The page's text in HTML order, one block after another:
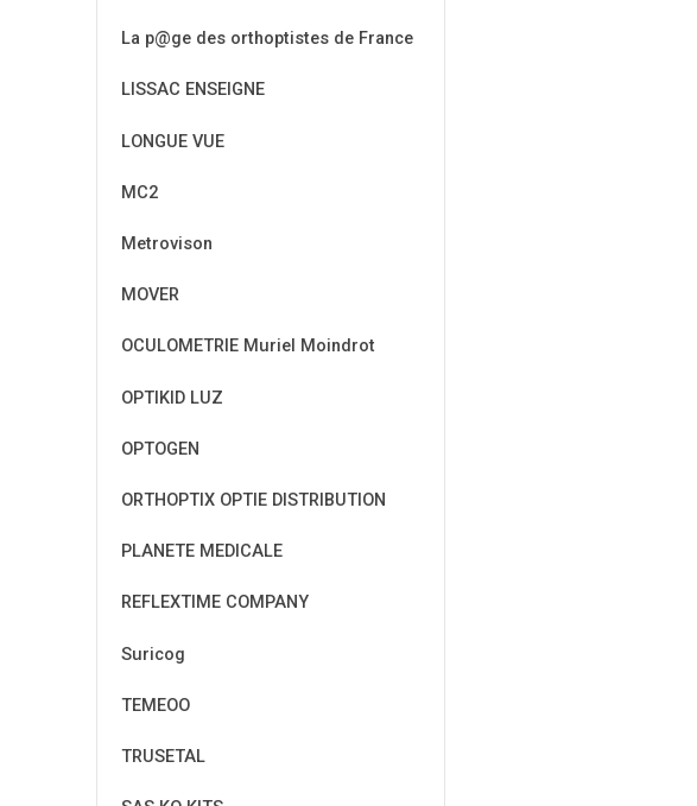
La p@ge des orthoptistes de France
LISSAC ENSEIGNE
LONGUE VUE
MC2
Metrovison
MOVER
OCULOMETRIE Muriel Moindrot
OPTIKID LUZ
OPTOGEN
ORTHOPTIX OPTIE DISTRIBUTION
PLANETE MEDICALE
REFLEXTIME COMPANY
Suricog
TEMEOO
TRUSETAL